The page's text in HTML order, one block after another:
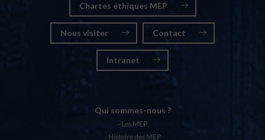
Chartes éthiques MEP
Nous visiter Contact
Intranet
Qui sommes-nous ?
Les MEP
Histoire des MEP